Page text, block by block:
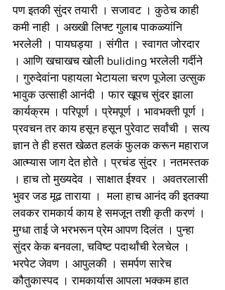
पण इतकी सुंदर तयारी । सजावट । कुठेच काही
कमी नाही । अख्खी लिफ्ट गुलाब पाकळ्यांनि
भरलेली । पायघड्या । संगीत । स्वागत जोरदार
। आणि खचाखच खोली buliding भरलेली गर्दीने
। गुरुदेवांना पहायला भेटायला चरण पूजेला उत्सुक
भावुक उत्साही आनंदी । फार खूपच सुंदर झाला
कार्यक्रम । परिपूर्ण । प्रेमपूर्ण । भावभक्ती पूर्ण ।
प्रवचन तर काय हसून हसून पुरेवाट सर्वांची । सत्य
ज्ञान ते ही हसत खेळत हलकं फुलक करून महाराज
आत्म्यास जाग देत होते । प्रचंड सुंदर । नतमस्तक
। हाच तो मुख्यदेव । साक्षात ईश्वर ।  अवतरलासी
भुवर जड मूढ ताराया ।  मला हाच आनंद की इतक्या
लवकर रामकार्य काय हे समजून तशी कृती करणं ।
मुग्धा ताई जे भरभरून प्रेम आपण दिलंत । पुन्हा
सुंदर केक बनवला, चविष्ट पदार्थांची रेलचेल ।
भरपेट जेवण । आपुलकी । समर्पण सारेच
कौतुकास्पद । रामकार्यास आपला भक्कम हात